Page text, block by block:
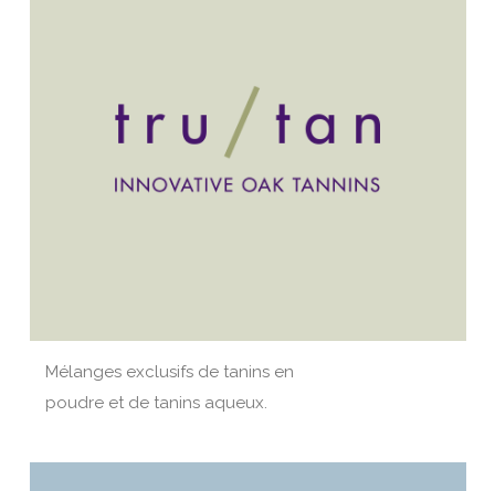
Mélanges exclusifs de tanins en
poudre et de tanins aqueux.